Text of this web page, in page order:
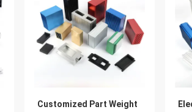
Customized Part Weight